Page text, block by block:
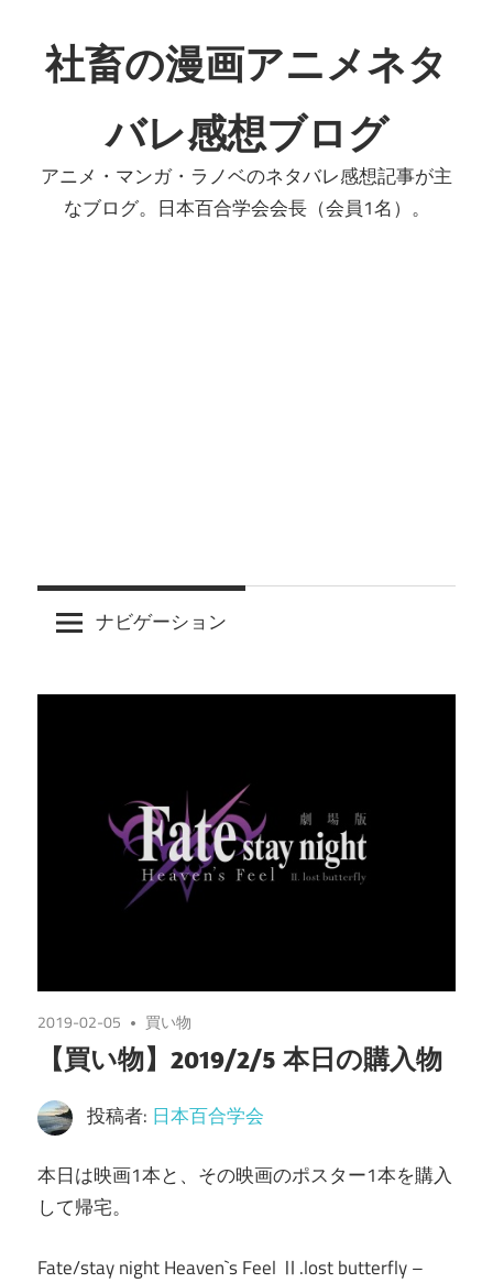
ン
テ
へ
社畜の漫画アニメネタ
バレ感想ブログ
アニメ・マンガ・ラノベのネタバレ感想記事が主
なブログ。日本百合学会会長（会員1名）。
ナビゲーション
2019-02-05 買い物
【買い物】2019/2/5 本日の購入物
投稿者: 日本百合学会
本日は映画1本と、その映画のポスター1本を購入
して帰宅。
Fate/stay night Heaven`s Feel Ⅱ.lost butterfly –